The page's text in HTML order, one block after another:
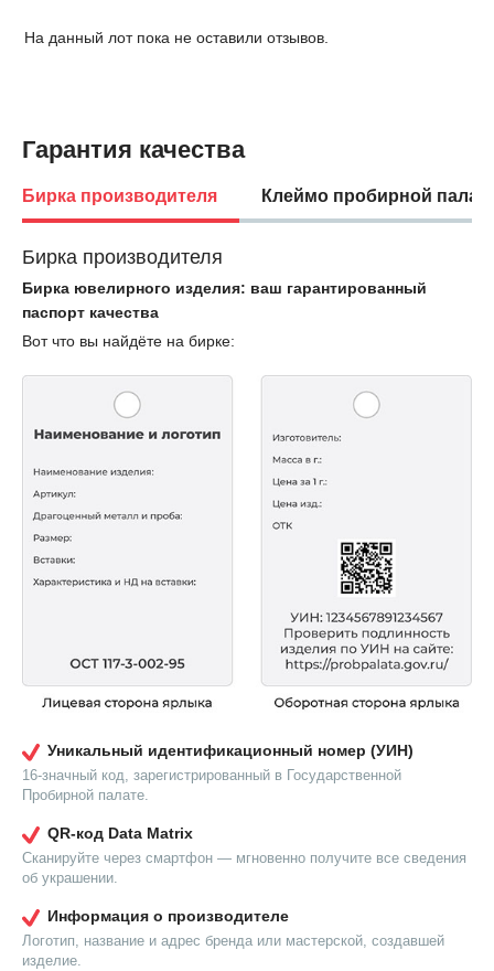
На данный лот пока не оставили отзывов.
Гарантия качества
Бирка производителя Клеймо пробирной
Бирка производителя
Бирка ювелирного изделия: ваш гарантированный
паспорт качества
Вот что вы найдёте на бирке:
Уникальный идентификационный номер (УИН)
16-значный код, зарегистрированный в Государственной
Пробирной палате.
QR-код Data Matrix
Сканируйте через смартфон — мгновенно получите все сведения
об украшении.
Информация о производителе
Логотип, название и адрес бренда или мастерской, создавшей
изделие.